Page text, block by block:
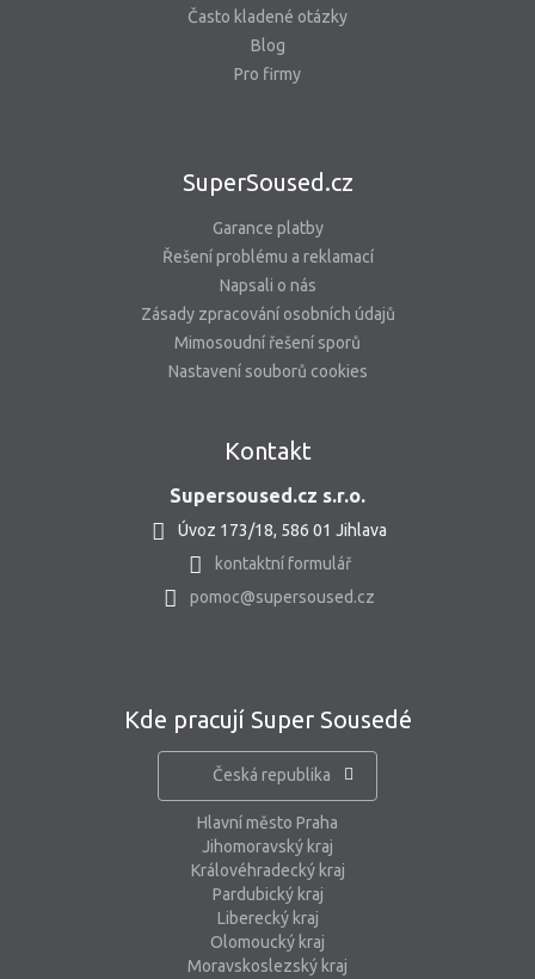
Často kladené otázky
Blog
Pro firmy
SuperSoused.cz
Garance platby
Řešení problému a reklamací
Napsali o nás
Zásady zpracování osobních údajů
Mimosoudní řešení sporů
Nastavení souborů cookies
Kontakt
Supersoused.cz s.r.o.
Úvoz 173/18, 586 01 Jihlava
kontaktní formulář
pomoc@supersoused.cz
Kde pracují Super Sousedé
Česká republika
Hlavní město Praha
Jihomoravský kraj
Královéhradecký kraj
Pardubický kraj
Liberecký kraj
Olomoucký kraj
Moravskoslezský kraj